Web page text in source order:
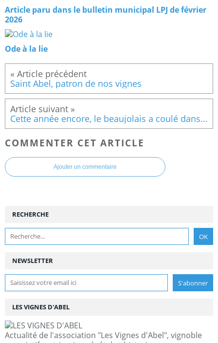
Article paru dans le bulletin municipal LPJ de février
2026
Ode à la lie
Saint Abel, patron de nos vignes
Cette année encore, le beaujolais a coulé dans les verres de Vignemont
COMMENTER CET ARTICLE
Ajouter un commentaire
NEWSLETTER
RECHERCHE
LES VIGNES D'ABEL
Actualité de l'association "Les Vignes d'Abel", vignoble